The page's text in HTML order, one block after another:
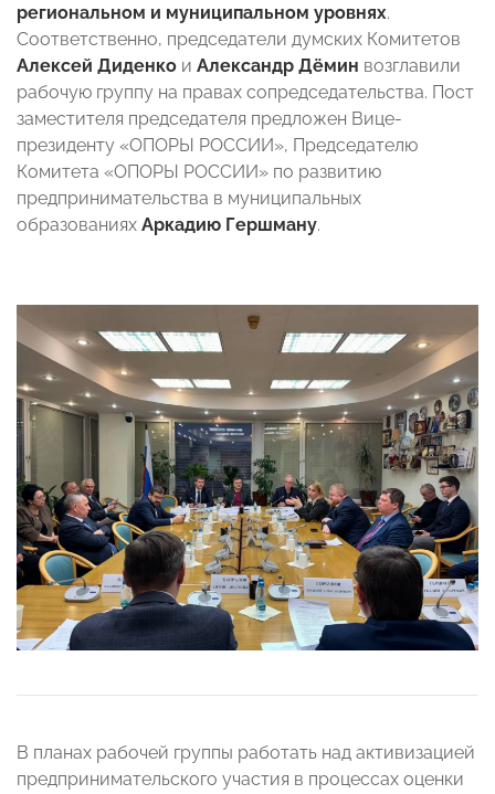
региональном и муниципальном уровнях.
Соответственно, председатели думских Комитетов
Алексей Диденко и Александр Дёмин возглавили
рабочую группу на правах сопредседательства. Пост
заместителя председателя предложен Вице-
президенту «ОПОРЫ РОССИИ», Председателю
Комитета «ОПОРЫ РОССИИ» по развитию
предпринимательства в муниципальных
образованиях Аркадию Гершману.
В планах рабочей группы работать над активизацией
предпринимательского участия в процессах оценки